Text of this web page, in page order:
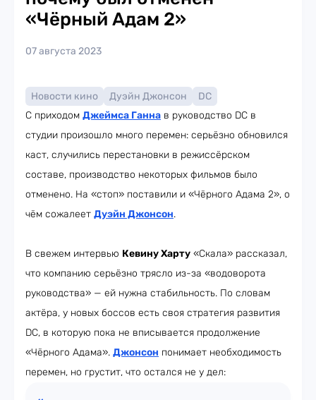
«Чёрный Адам 2»
07 августа 2023
Новости кино Дуэйн Джонсон
DC
С приходом Джеймса Ганна в руководство DC в
студии произошло много перемен: серьёзно обновился
каст, случились перестановки в режиссёрском
составе, производство некоторых фильмов было
отменено. На «стоп» поставили и «Чёрного Адама 2», о
чём сожалеет Дуэйн Джонсон.
В свежем интервью Кевину Харту «Скала» рассказал,
что компанию серьёзно трясло из-за «водоворота
руководства» — ей нужна стабильность. По словам
актёра, у новых боссов есть своя стратегия развития
DC, в которую пока не вписывается продолжение
«Чёрного Адама». Джонсон понимает необходимость
перемен, но грустит, что остался не у дел: